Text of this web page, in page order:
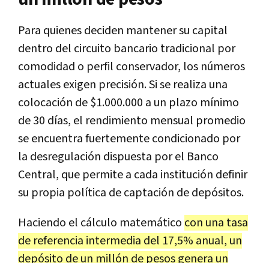
Para quienes deciden mantener su capital
dentro del circuito bancario tradicional por
comodidad o perfil conservador, los números
actuales exigen precisión. Si se realiza una
colocación de $1.000.000 a un plazo mínimo
de 30 días, el rendimiento mensual promedio
se encuentra fuertemente condicionado por
la desregulación dispuesta por el Banco
Central, que permite a cada institución definir
su propia política de captación de depósitos.
Haciendo el cálculo matemático con una tasa
de referencia intermedia del 17,5% anual, un
depósito de un millón de pesos genera un